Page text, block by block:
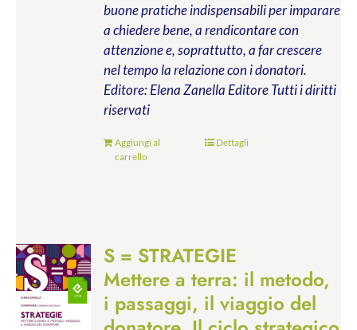
buone pratiche indispensabili per imparare
a chiedere bene, a rendicontare con
attenzione e, soprattutto, a far crescere
nel tempo la relazione con i donatori.
Editore: Elena Zanella EditoreTutti i diritti
riservati
Aggiungi al
carrello
Dettagli
S = STRATEGIE
Mettere a terra: il metodo,
i passaggi, il viaggio del